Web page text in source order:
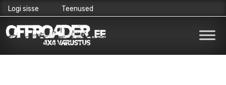
to
Logi sisse Teenused